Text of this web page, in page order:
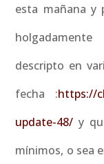
esta mañana y
descripto en
fecha :https://
update-48/ y
mínimos, o sea